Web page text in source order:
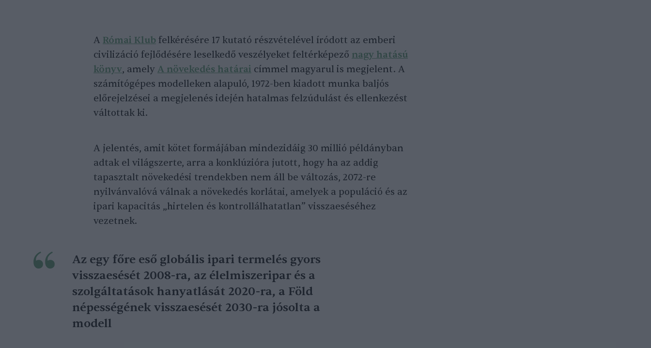
A Római Klub felkérésére 17 kutató részvételével íródott az emberi
civilizáció fejlődésére leselkedő veszélyeket feltérképező nagy hatású
könyv, amely A növekedés határai címmel magyarul is megjelent. A
számítógépes modelleken alapuló, 1972-ben kiadott munka baljós
előrejelzései a megjelenés idején hatalmas felzúdulást és ellenkezést
váltottak ki.
A jelentés, amit kötet formájában mindezidáig 30 millió példányban
adtak el világszerte, arra a konklúzióra jutott, hogy ha az addig
tapasztalt növekedési trendekben nem áll be változás, 2072-re
nyilvánvalóvá válnak a növekedés korlátai, amelyek a populáció és az
ipari kapacitás „hirtelen és kontrollálhatatlan” visszaeséséhez
vezetnek.
Az egy főre eső globális ipari termelés gyors
visszaesését 2008-ra, az élelmiszeripar és a
szolgáltatások hanyatlását 2020-ra, a Föld
népességének visszaesését 2030-ra jósolta a
modell